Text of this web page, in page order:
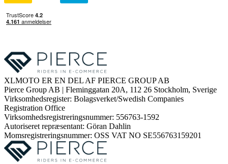
XLMOTO ER EN DEL AF PIERCE GROUP AB
Pierce Group AB | Fleminggatan 20A, 112 26 Stockholm, Sverige
Virksomhedsregister: Bolagsverket/Swedish Companies
Registration Office
Virksomhedsregistreringsnummer: 556763-1592
Autoriseret repræsentant: Göran Dahlin
Momsregistreringsnummer: OSS VAT NO SE556763159201